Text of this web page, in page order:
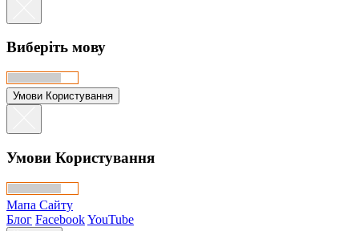
Виберіть мову
Умови Користування
Умови Користування
Мапа Сайту
Блог FacebookYouTube